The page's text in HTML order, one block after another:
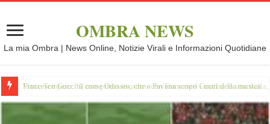
OMBRA NEWS
La mia Ombra | News Online, Notizie Virali e Informazioni Quotidiane
Vince Tempera: “Il mio primo incontro con Francesco Guccini in una